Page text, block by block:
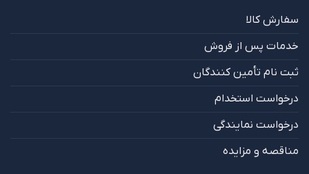
سفارش کالا
خدمات پس از فروش
ثبت نام تأمین کنندگان
درخواست استخدام
درخواست نمایندگی
مناقصه و مزایده